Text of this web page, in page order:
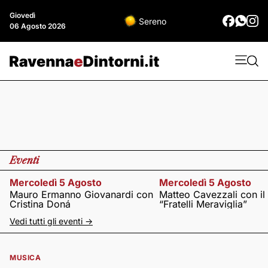
Giovedì
06 Agosto 2026
Sereno
Eventi
Mercoledì 5 Agosto
Mauro Ermanno Giovanardi con
Cristina Doná
Mercoledì 5 Agosto
Matteo Cavezzali con il
“Fratelli Meraviglia”
Vedi tutti gli eventi ->
MUSICA